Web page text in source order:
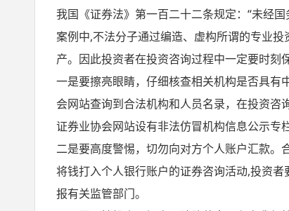
我国《证券法》第一百二十二条规定：“未经
案例中,不法分子通过编造、虚构所谓的专业
产。因此投资者在投资咨询过程中一定要时刻
一是要擦亮眼睛，仔细核查相关机构是否具
会网站查询到合法机构和人员名录，在投资咨
证券业协会网站设有非法仿冒机构信息公示专
二是要高度警惕，切勿向对方个人账户汇款
将钱打入个人银行账户的证券咨询活动,投资
报有关监管部门。